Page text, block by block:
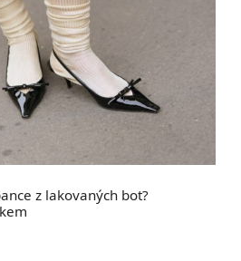
z lakovaných bot?